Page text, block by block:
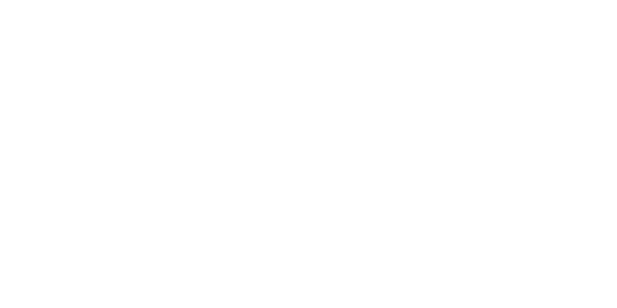
dự phòng 100% công suất.
cháy chữa cháy theo tiêu chuẩn.
dịch vụ bán lẻ ngay trong tòa nhà.
thể thao và các tiện ích xung quanh khu vực Lê Đại Hành.
mại giúp The Emporium mang lại môi trường làm việc thuận tiện, đáp ứng tốt nhu cầu của cả doanh
ý khi thuê văn phòng
mô lớn